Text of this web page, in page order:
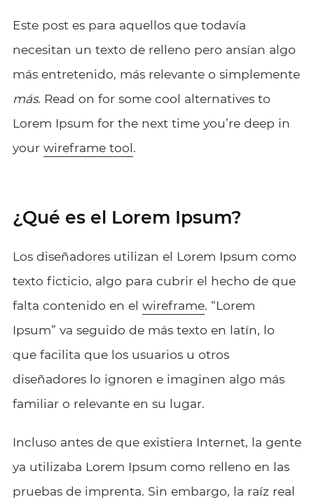
Este post es para aquellos que todavía
necesitan un texto de relleno pero ansían algo
más entretenido, más relevante o simplemente
más. Read on for some cool alternatives to
Lorem Ipsum for the next time you’re deep in
your wireframe tool.
¿Qué es el Lorem Ipsum?
Los diseñadores utilizan el Lorem Ipsum como
texto ficticio, algo para cubrir el hecho de que
falta contenido en el wireframe. “Lorem
Ipsum” va seguido de más texto en latín, lo
que facilita que los usuarios u otros
diseñadores lo ignoren e imaginen algo más
familiar o relevante en su lugar.
Incluso antes de que existiera Internet, la gente
ya utilizaba Lorem Ipsum como relleno en las
pruebas de imprenta. Sin embargo, la raíz real